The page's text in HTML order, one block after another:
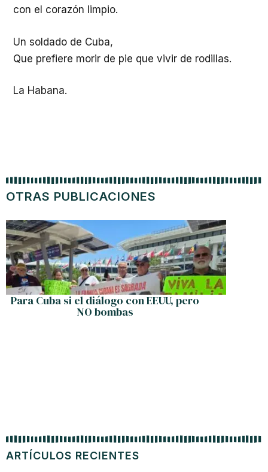
con el corazón limpio.
Un soldado de Cuba,
Que prefiere morir de pie que vivir de rodillas.
La Habana.
ARTÍCULOS RECIENTES
OTRAS PUBLICACIONES
Para Cuba si el diálogo con EEUU, pero
NO bombas